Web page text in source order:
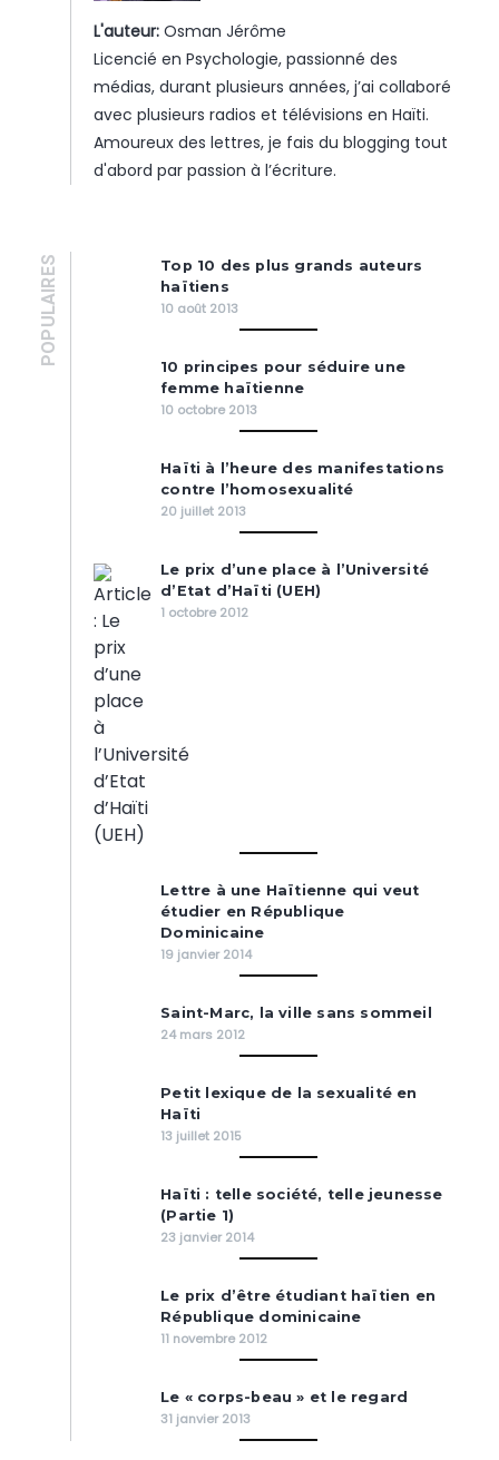
L'auteur: Osman Jérôme
Licencié en Psychologie, passionné des
médias, durant plusieurs années, j’ai collaboré
avec plusieurs radios et télévisions en Haïti.
Amoureux des lettres, je fais du blogging tout
d'abord par passion à l’écriture.
POPULAIRES
Top 10 des plus grands auteurs
haïtiens
10 août 2013
10 principes pour séduire une
femme haïtienne
10 octobre 2013
Haïti à l’heure des manifestations
contre l’homosexualité
20 juillet 2013
Le prix d’une place à l’Université
d’Etat d’Haïti (UEH)
1 octobre 2012
Lettre à une Haïtienne qui veut
étudier en République
Dominicaine
19 janvier 2014
Saint-Marc, la ville sans sommeil
24 mars 2012
Petit lexique de la sexualité en
Haïti
13 juillet 2015
Haïti : telle société, telle jeunesse
(Partie 1)
23 janvier 2014
Le prix d’être étudiant haïtien en
République dominicaine
11 novembre 2012
Le « corps-beau » et le regard
31 janvier 2013